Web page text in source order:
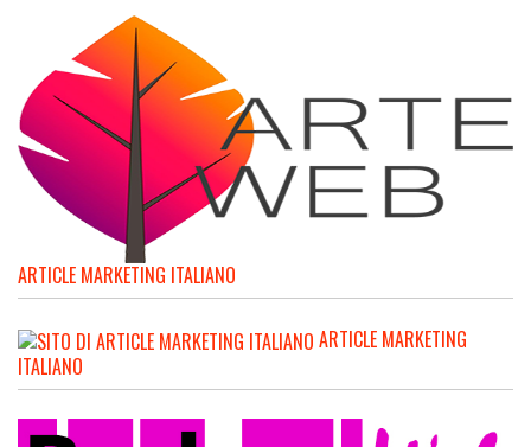
ARTICLE MARKETING ITALIANO
ARTICLE MARKETING
ITALIANO